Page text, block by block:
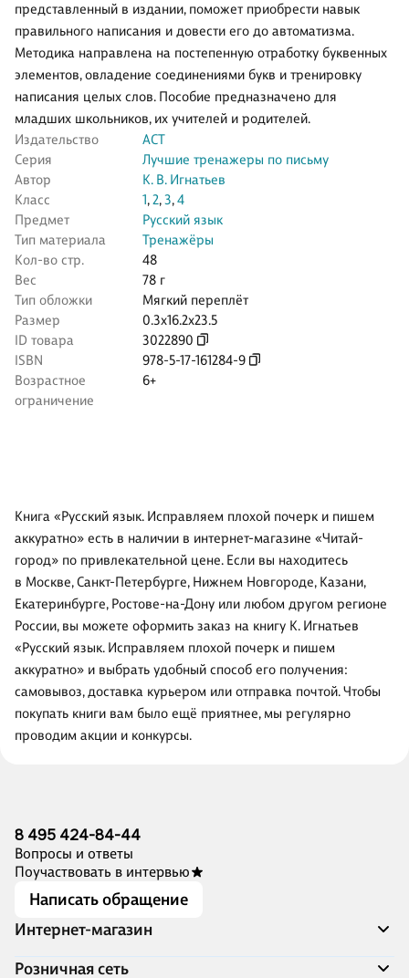
представленный в издании, поможет приобрести навык
правильного написания и довести его до автоматизма.
Методика направлена на постепенную отработку буквенных
элементов, овладение соединениями букв и тренировку
написания целых слов. Пособие предназначено для
младших школьников, их учителей и родителей.
Издательство
АСТ
Серия
Лучшие тренажеры по письму
Автор
К. В. Игнатьев
Класс
1,2,3,4
Предмет
Русский язык
Тип материала
Тренажёры
Кол-во стр.
48
Вес
78 г
Тип обложки
Мягкий переплёт
Размер
0.3x16.2x23.5
ID товара
3022890
ISBN
978-5-17-161284-9
Возрастное
ограничение
6+
Книга «Русский язык. Исправляем плохой почерк и пишем
аккуратно» есть в наличии в интернет-магазине «Читай-
город» по привлекательной цене. Если вы находитесь
в Москве, Санкт-Петербурге, Нижнем Новгороде, Казани,
Екатеринбурге, Ростове-на-Дону или любом другом регионе
России, вы можете оформить заказ на книгу К. Игнатьев
«Русский язык. Исправляем плохой почерк и пишем
аккуратно» и выбрать удобный способ его получения:
самовывоз, доставка курьером или отправка почтой. Чтобы
покупать книги вам было ещё приятнее, мы регулярно
проводим акции и конкурсы.
8 495 424-84-44
Вопросы и ответы
Поучаствовать в интервью
Написать обращение
Интернет-магазин
Акции
Розничная сеть